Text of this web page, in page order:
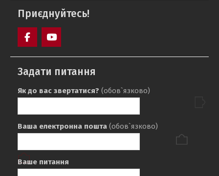
Приєднуйтесь!
Задати питання
Як до вас звертатися? (обов`язково)
Ваша електронна пошта (обов`язково)
Ваше питання